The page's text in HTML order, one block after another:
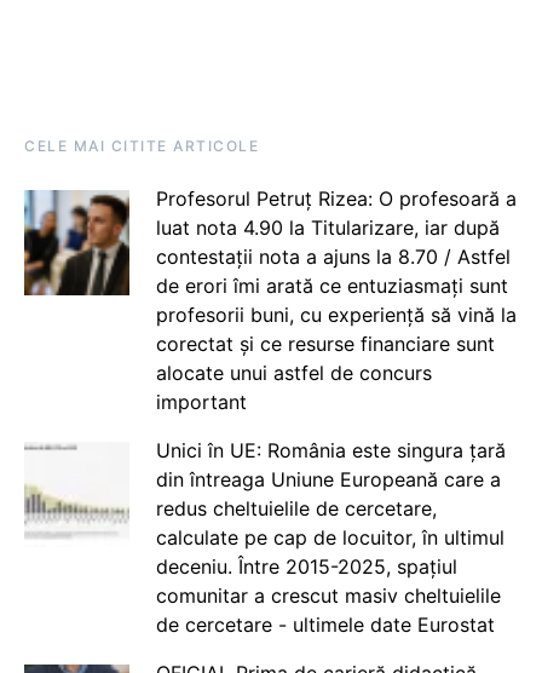
CELE MAI CITITE ARTICOLE
Profesorul Petruț Rizea: O profesoară a
luat nota 4.90 la Titularizare, iar după
contestații nota a ajuns la 8.70 / Astfel
de erori îmi arată ce entuziasmați sunt
profesorii buni, cu experiență să vină la
corectat și ce resurse financiare sunt
alocate unui astfel de concurs
important
Unici în UE: România este singura țară
din întreaga Uniune Europeană care a
redus cheltuielile de cercetare,
calculate pe cap de locuitor, în ultimul
deceniu. Între 2015-2025, spațiul
comunitar a crescut masiv cheltuielile
de cercetare - ultimele date Eurostat